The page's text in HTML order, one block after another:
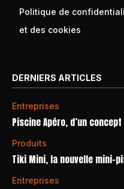
Politique de
et des cookies
DERNIERS ARTICLES
Entreprises
Piscine Apéro, d’un
Produits
Tiki Mini, la nouvelle mini-
Entreprises